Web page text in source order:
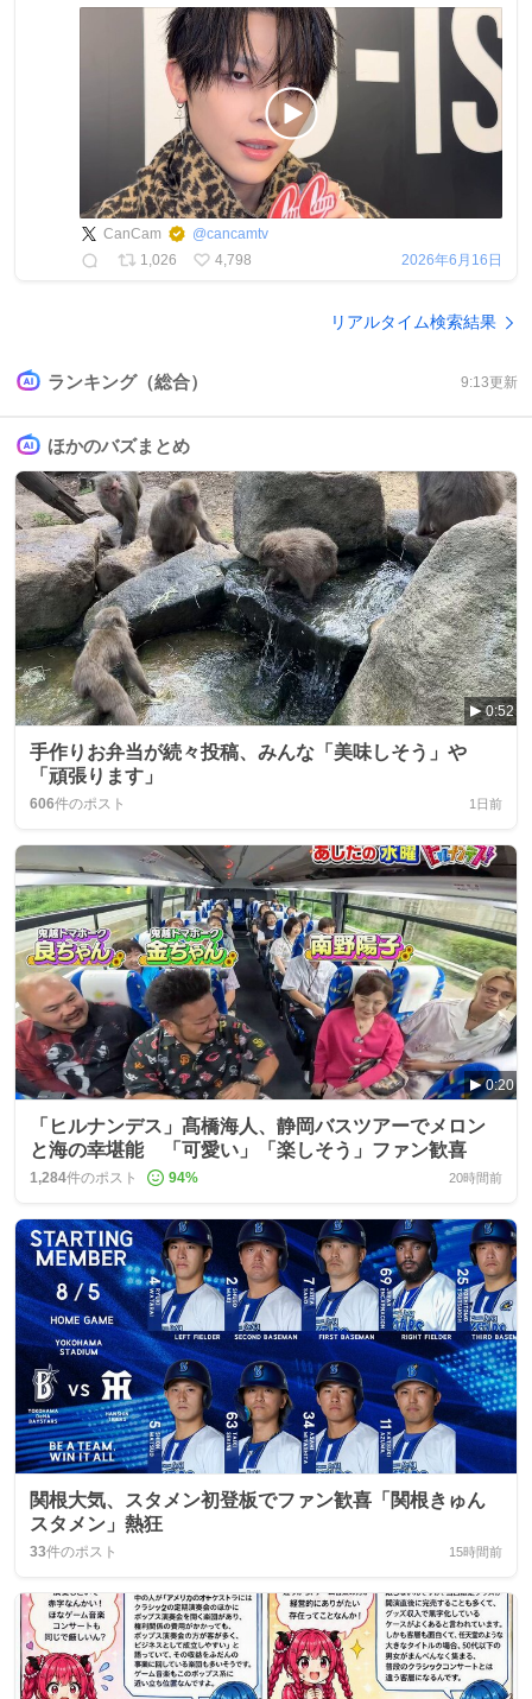
CanCam @cancamtv
1,026
4,798 2026年6月16日
リアルタイム検索結果
ランキング（総合） 9:13更新
ほかのバズまとめ
0:52
手作りお弁当が続々投稿、みんな「美味しそう」や
「頑張ります」
606件のポスト 1日前
0:20
「ヒルナンデス」髙橋海人、静岡バスツアーでメロン
と海の幸堪能 「可愛い」「楽しそう」ファン歓喜
1,284件のポスト 94% 20時間前
関根大気、スタメン初登板でファン歓喜「関根きゅん
スタメン」熱狂
33件のポスト 15時間前